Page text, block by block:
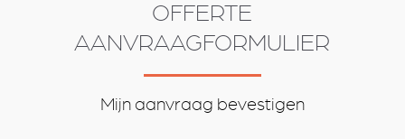
OFFERTE
AANVRAAGFORMULIER
Mijn aanvraag bevestigen